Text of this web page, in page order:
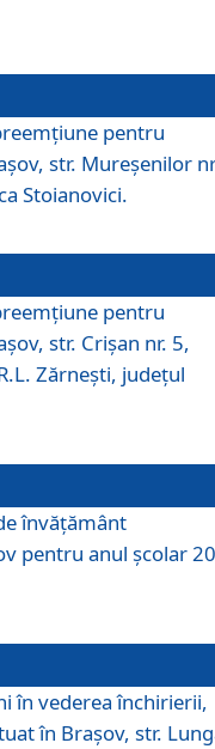
pentru
str. Mureşenilor
Stoianovici.
pentru
str. Crişan nr. 5,
Zărneşti, judeţul
învăţământ
pentru anul şcolar
în vederea închirierii,
în Braşov, str.